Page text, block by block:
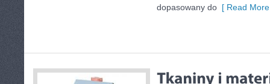
dopasowany do [ Read